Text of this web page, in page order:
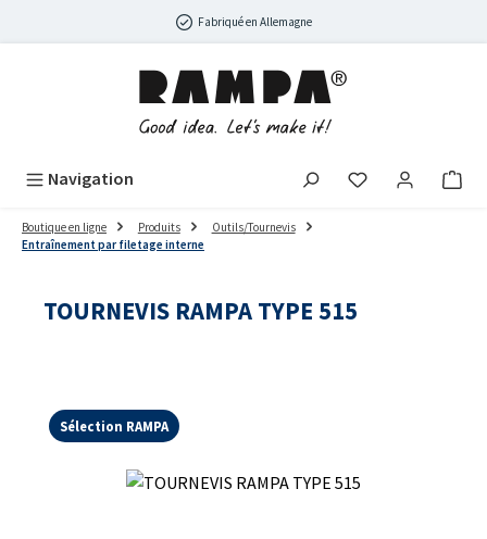
Passer au contenu principalFabriqué en Allemagne
Navigation
Boutique en ligne Produits
Outils/Tournevis
Entraînement par filetage interne
TOURNEVIS RAMPA TYPE 515
Sélection RAMPA
Ignorer la galerie d'images